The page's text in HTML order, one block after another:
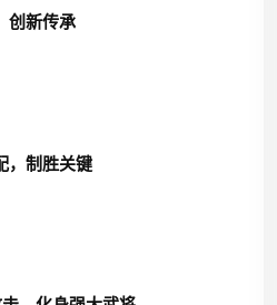
创新传承
，制胜关键